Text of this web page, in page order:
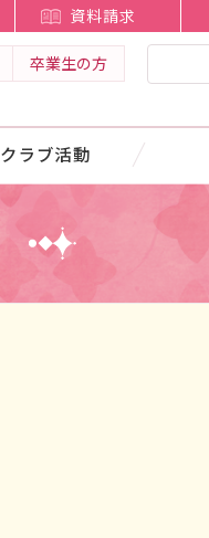
クラブ活動
資料請求
卒業生の方